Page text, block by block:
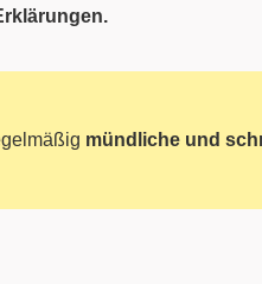
mündliche und